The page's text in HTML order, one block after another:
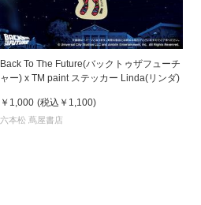
Back To The Future(バックトゥザフューチ
ャー) x TM paint ステッカー Linda(リンダ)
￥1,000 (税込 ￥1,100)
六本松 蔦屋書店